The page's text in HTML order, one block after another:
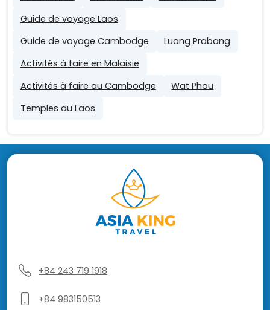
Guide de voyage Laos
Guide de voyage Cambodge
Luang Prabang
Activités à faire en Malaisie
Activités à faire au Cambodge
Wat Phou
Temples au Laos
+84 243 719 1918
+84 983150513